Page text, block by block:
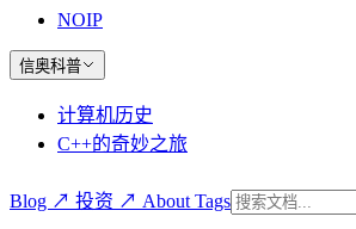
NOIP
信奥科普
计算机历史
C++的奇妙之旅
Blog ↗ 投资 ↗ About Tags